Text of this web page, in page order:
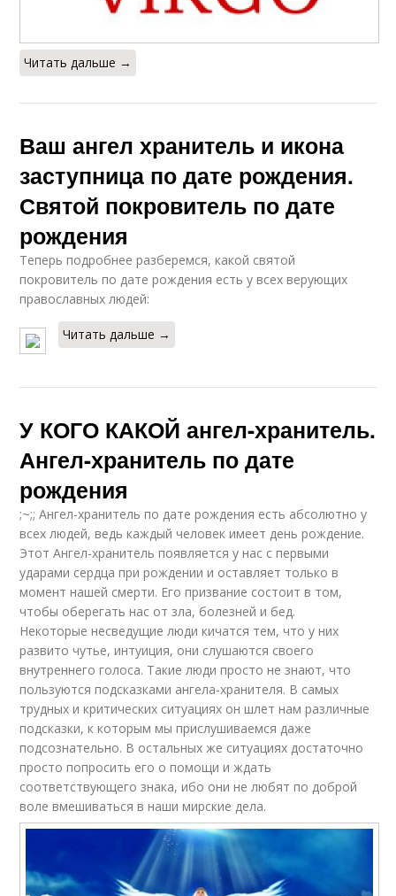
Читать дальше →
Ваш ангел хранитель и икона
заступница по дате рождения.
Святой покровитель по дате
рождения
Теперь подробнее разберемся, какой святой
покровитель по дате рождения есть у всех верующих
православных людей:
Читать дальше →
У КОГО КАКОЙ ангел-хранитель.
Ангел-хранитель по дате
рождения
;~;; Ангел-хранитель по дате рождения есть абсолютно у
всех людей, ведь каждый человек имеет день рождение.
Этот Ангел-хранитель появляется у нас с первыми
ударами сердца при рождении и оставляет только в
момент нашей смерти. Его призвание состоит в том,
чтобы оберегать нас от зла, болезней и бед.
Некоторые несведущие люди кичатся тем, что у них
развито чутье, интуиция, они слушаются своего
внутреннего голоса. Такие люди просто не знают, что
пользуются подсказками ангела-хранителя. В самых
трудных и критических ситуациях он шлет нам различные
подсказки, к которым мы прислушиваемся даже
подсознательно. В остальных же ситуациях достаточно
просто попросить его о помощи и ждать
соответствующего знака, ибо они не любят по доброй
воле вмешиваться в наши мирские дела.